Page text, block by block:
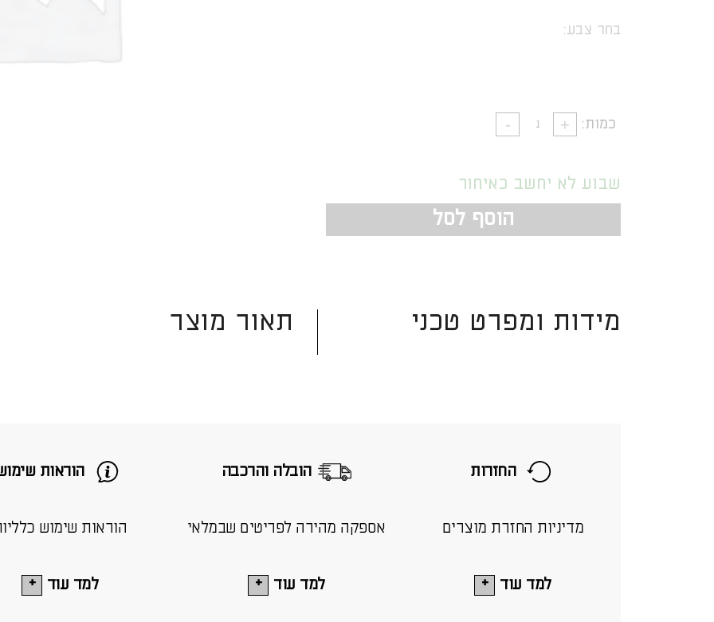
בחר צבע:
כמות:
שבוע לא יחשב כאיחור
הוסף לסל
תאור מוצר מידות ומפרט טכני
הוראות
הוראות שימוש
למד עוד
הובלה והרכבה
אספקה מהירה לפריטים שבמלאי
למד עוד
החזרות
מדיניות החזרת מוצרים
למד עוד